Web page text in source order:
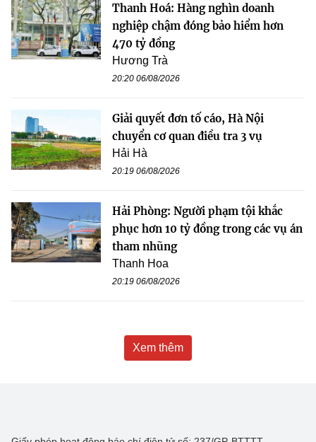
Thanh Hoá: Hàng nghìn doanh
nghiệp chậm đóng bảo hiểm hơn
470 tỷ đồng
Hương Trà
20:20 06/08/2026
Giải quyết đơn tố cáo, Hà Nội
chuyển cơ quan điều tra 3 vụ
Hải Hà
20:19 06/08/2026
Hải Phòng: Người phạm tội khắc
phục hơn 10 tỷ đồng trong các vụ án
tham nhũng
Thanh Hoa
20:19 06/08/2026
Xem thêm